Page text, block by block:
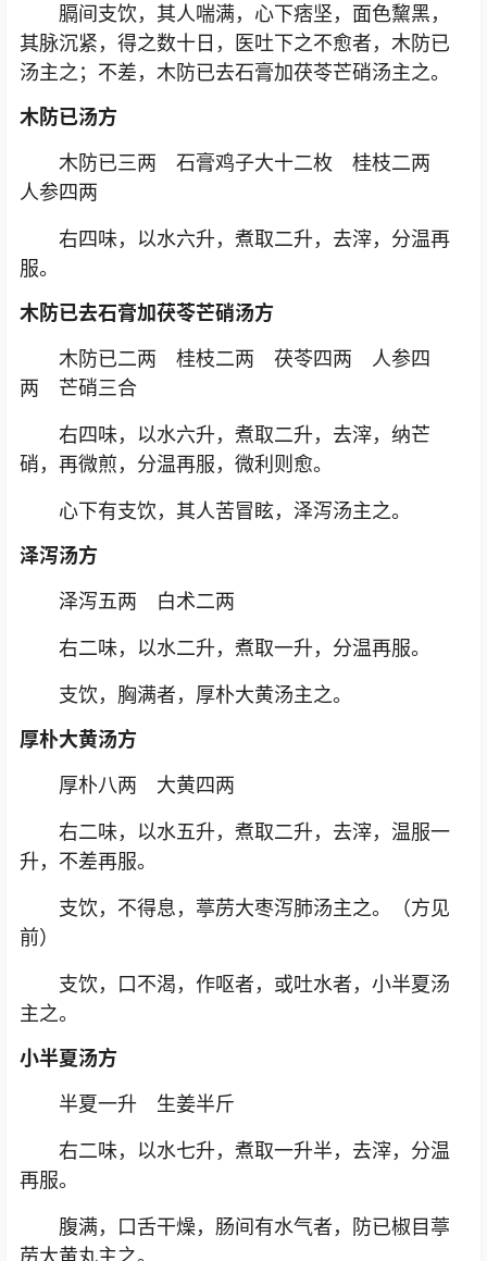
膈间支饮，其人喘满，心下痞坚，面色黧黑，
其脉沉紧，得之数十日，医吐下之不愈者，木防已
汤主之；不差，木防已去石膏加茯苓芒硝汤主之。
木防已汤方
木防已三两 石膏鸡子大十二枚 桂枝二两
人参四两
右四味，以水六升，煮取二升，去滓，分温再
服。
木防已去石膏加茯苓芒硝汤方
木防已二两 桂枝二两 茯苓四两 人参四
两 芒硝三合
右四味，以水六升，煮取二升，去滓，纳芒
硝，再微煎，分温再服，微利则愈。
心下有支饮，其人苦冒眩，泽泻汤主之。
泽泻汤方
泽泻五两 白术二两
右二味，以水二升，煮取一升，分温再服。
支饮，胸满者，厚朴大黄汤主之。
厚朴大黄汤方
厚朴八两 大黄四两
右二味，以水五升，煮取二升，去滓，温服一
升，不差再服。
支饮，不得息，葶苈大枣泻肺汤主之。（方见
前）
支饮，口不渴，作呕者，或吐水者，小半夏汤
主之。
小半夏汤方
半夏一升 生姜半斤
右二味，以水七升，煮取一升半，去滓，分温
再服。
腹满，口舌干燥，肠间有水气者，防已椒目葶
苈大黄丸主之。